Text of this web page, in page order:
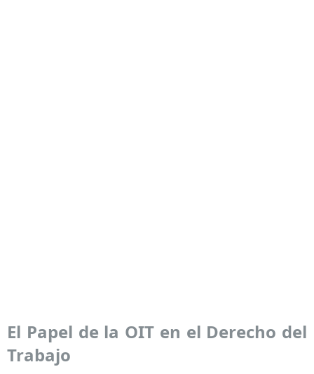
El Papel de la OIT en el Derecho del
Trabajo